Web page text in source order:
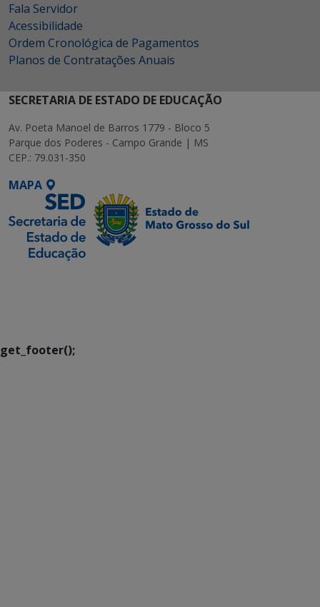
Fala Servidor
Acessibilidade
Ordem Cronológica de Pagamentos
Planos de Contratações Anuais
SECRETARIA DE ESTADO DE EDUCAÇÃO
Av. Poeta Manoel de Barros 1779 - Bloco 5
Parque dos Poderes - Campo Grande | MS
CEP.: 79.031-350
MAPA
get_footer();